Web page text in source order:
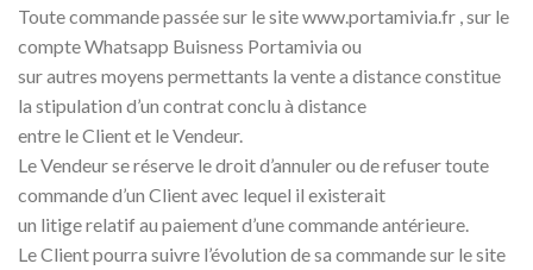
Toute commande passée sur le site www.portamivia.fr , sur le
compte Whatsapp Buisness Portamivia ou
sur autres moyens permettants la vente a distance constitue
la stipulation d’un contrat conclu à distance
entre le Client et le Vendeur.
Le Vendeur se réserve le droit d’annuler ou de refuser toute
commande d’un Client avec lequel il existerait
un litige relatif au paiement d’une commande antérieure.
Le Client pourra suivre l’évolution de sa commande sur le site